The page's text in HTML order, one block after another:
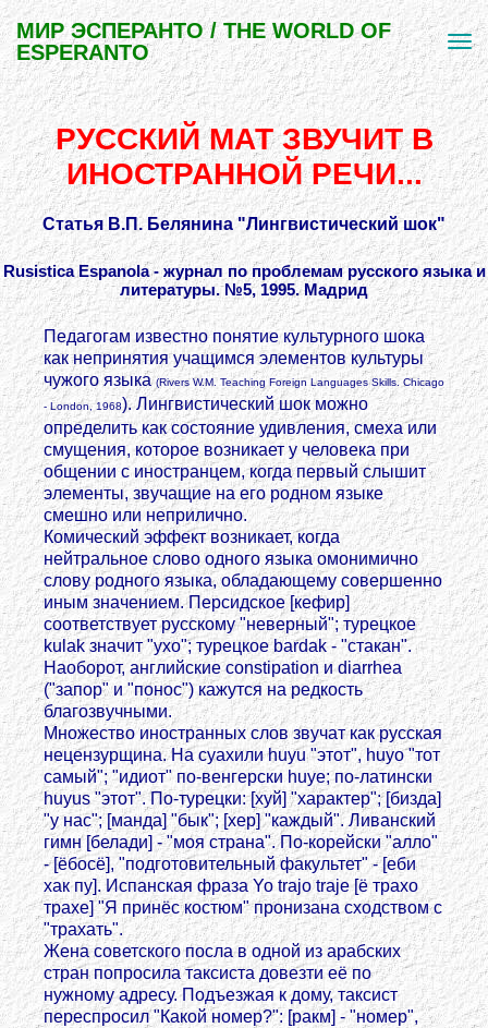
МИР ЭСПЕРАНТО / THE WORLD OF
ESPERANTO
РУССКИЙ МАТ ЗВУЧИТ В
ИНОСТРАННОЙ РЕЧИ...
Статья В.П. Белянина "Лингвистический шок"
Rusistica Espanola - журнал по проблемам русского языка и
литературы. №5, 1995. Мадрид
Педагогам известно понятие культурного шока
как непринятия учащимся элементов культуры
чужого языка(Rivers W.M. Teaching Foreign Languages Skills. Chicago
- London, 1968). Лингвистический шок можно
определить как состояние удивления, смеха или
смущения, которое возникает у человека при
общении с иностранцем, когда первый слышит
элементы, звучащие на его родном языке
смешно или неприлично.
Комический эффект возникает, когда
нейтральное слово одного языка омонимично
слову родного языка, обладающему совершенно
иным значением. Персидское [кефир]
соответствует русскому "неверный"; турецкое
kulak значит "ухо"; турецкое bardak - "стакан".
Наоборот, английские constipation и diarrhea
("запор" и "понос") кажутся на редкость
благозвучными.
Множество иностранных слов звучат как русская
нецензурщина. На суахили huyu "этот", huyo "тот
самый"; "идиот" по-венгерски huye; по-латински
huyus "этот". По-турецки: [хуй] "характер"; [бизда]
"у нас"; [манда] "бык"; [хер] "каждый". Ливанский
гимн [белади] - "моя страна". По-корейски "алло"
- [ёбосё], "подготовительный факультет" - [еби
хак пу]. Испанская фраза Yo trajo traje [ё трахо
трахе] "Я принёс костюм" пронизана сходством с
"трахать".
Жена советского посла в одной из арабских
стран попросила таксиста довезти её по
нужному адресу. Подъезжая к дому, таксист
переспросил "Какой номер?": [ракм] - "номер",